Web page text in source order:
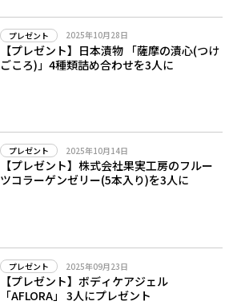
プレゼント 2025年10月28日
【プレゼント】日本漬物 「薩摩の漬心(つけ
ごころ)」4種類詰め合わせを3人に
プレゼント 2025年10月14日
【プレゼント】株式会社果実工房のフルー
ツコラーゲンゼリー(5本入り)を3人に
プレゼント 2025年09月23日
【プレゼント】ボディケアジェル
「AFLORA」 3人にプレゼント